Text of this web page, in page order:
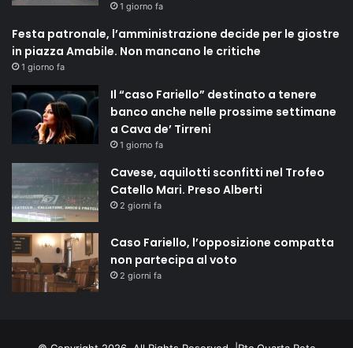
1 giorno fa
Festa patronale, l’amministrazione decide per le giostre
in piazza Amabile. Non mancano le critiche
1 giorno fa
Il “caso Fariello” destinato a tenere
banco anche nelle prossime settimane
a Cava de’ Tirreni
1 giorno fa
Cavese, aquilotti sconfitti nel Trofeo
Catello Mari. Preso Alberti
2 giorni fa
Caso Fariello, l’opposizione compatta
non partecipa al voto
2 giorni fa